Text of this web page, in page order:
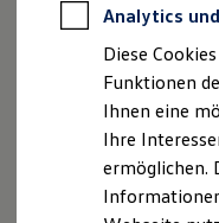
Für
Für
Leasing
Für
Für
Garantien
Kfz-
Fahrersitz mit
Beifahrersitz mit
Digital Cockpit mit
Einparkhilfe Front-
Ausparkassistent
Serienausstattung
Verbrauch kombiniert
Analytics
Diese
Funktionen
Ihnen eine
Ihre
ermöglichen.